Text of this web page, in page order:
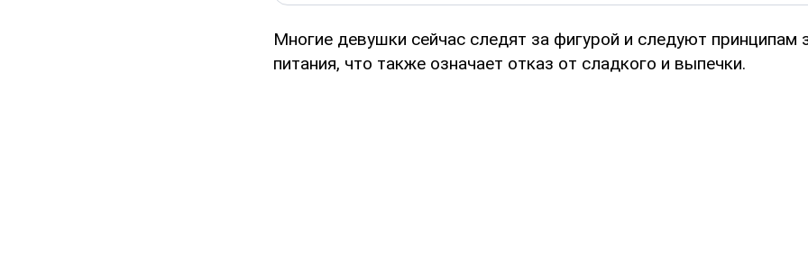
Многие девушки сейчас следят за фигурой и следуют принципам
питания, что также означает отказ от сладкого и выпечки.